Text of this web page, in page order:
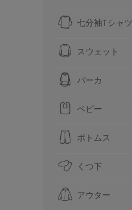
七分袖Tシャツ
スウェット
パーカ
ベビー
ボトムス
くつ下
アウター